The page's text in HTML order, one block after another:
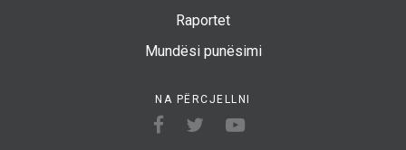
Raportet
Mundësi punësimi
NA PËRCJELLNI